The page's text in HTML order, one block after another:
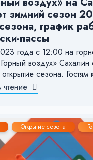
зимний сезон
график
пассы
года с 12:00 на
воздух» Сахалин
сезона. Гостям
Открытие сезона